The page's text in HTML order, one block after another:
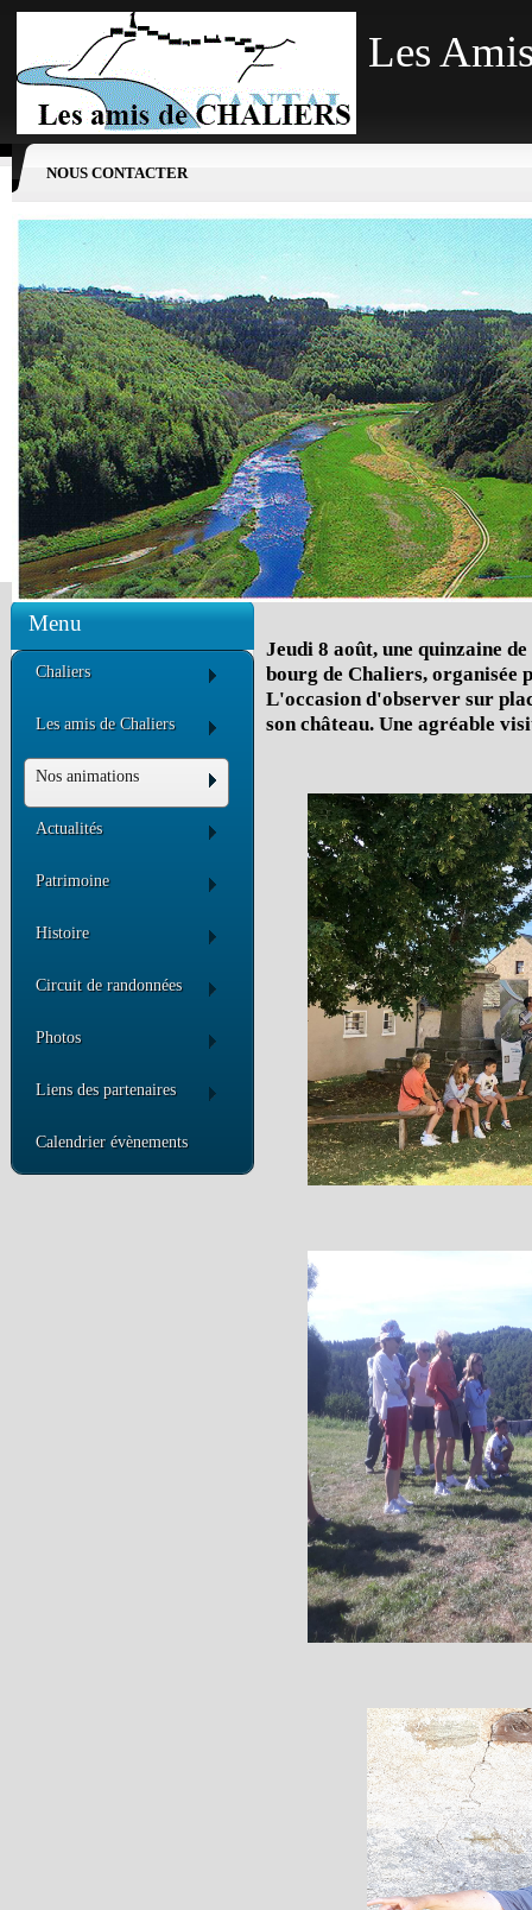
Les
NOUS CONTACTER
Menu
Chaliers
Les amis de Chaliers
Nos animations
Actualités
Patrimoine
Histoire
Circuit de randonnées
Photos
Liens des partenaires
Calendrier évènements
Jeudi 8 août, une quinzaine
bourg de Chaliers, organisée
L'occasion d'observer sur
son château. Une agréable